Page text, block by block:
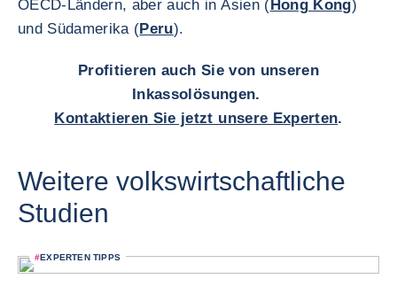
OECD-Ländern, aber auch in Asien (Hong Kong)
und Südamerika (Peru).
Profitieren auch Sie von unseren
Inkassolösungen.
Kontaktieren Sie jetzt unsere Experten.
Weitere volkswirtschaftliche
Studien
#EXPERTEN TIPPS